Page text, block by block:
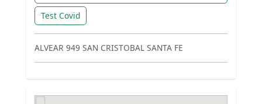
Test Covid
ALVEAR 949 SAN CRISTOBAL SANTA FE